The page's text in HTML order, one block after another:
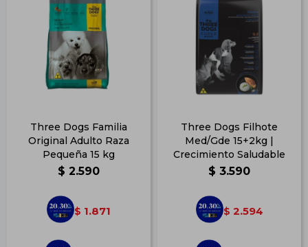
Three Dogs Familia
Original Adulto Raza
Pequeña 15 kg
$ 2.590
$ 1.871
Three Dogs Filhote
Med/Gde 15+2kg |
Crecimiento Saludable
$ 3.590
$ 2.594